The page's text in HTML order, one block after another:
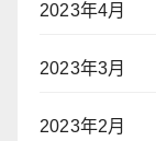
2023年4月
2023年3月
2023年2月